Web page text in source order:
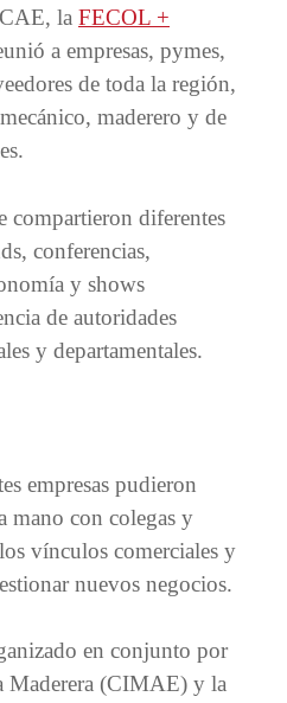
la FECOL +
a empresas, pymes,
de toda la región,
maderero y de
compartieron diferentes
conferencias,
y shows
de autoridades
y departamentales.
empresas pudieron
mano con colegas y
vínculos comerciales y
nuevos negocios.
en conjunto por
Maderera (CIMAE) y la